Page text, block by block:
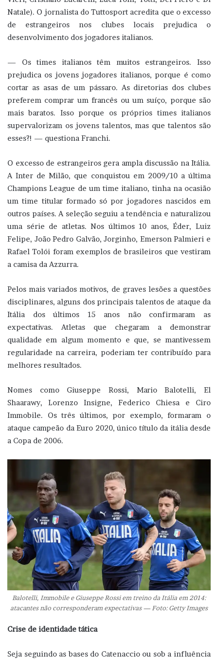
Natale). O jornalista do Tuttosport acredita que o excesso
de estrangeiros nos clubes locais prejudica o
desenvolvimento dos jogadores italianos.
— Os times italianos têm muitos estrangeiros. Isso
prejudica os jovens jogadores italianos, porque é como
cortar as asas de um pássaro. As diretorias dos clubes
preferem comprar um francês ou um suíço, porque são
mais baratos. Isso porque os próprios times italianos
supervalorizam os jovens talentos, mas que talentos são
esses?! — questiona Franchi.
O excesso de estrangeiros gera ampla discussão na Itália.
A Inter de Milão, que conquistou em 2009/10 a última
Champions League de um time italiano, tinha na ocasião
um time titular formado só por jogadores nascidos em
outros países. A seleção seguiu a tendência e naturalizou
uma série de atletas. Nos últimos 10 anos, Éder, Luiz
Felipe, João Pedro Galvão, Jorginho, Emerson Palmieri e
Rafael Tolói foram exemplos de brasileiros que vestiram
a camisa da Azzurra.
Pelos mais variados motivos, de graves lesões a questões
disciplinares, alguns dos principais talentos de ataque da
Itália dos últimos 15 anos não confirmaram as
expectativas. Atletas que chegaram a demonstrar
qualidade em algum momento e que, se mantivessem
regularidade na carreira, poderiam ter contribuído para
melhores resultados.
Nomes como Giuseppe Rossi, Mario Balotelli, El
Shaarawy, Lorenzo Insigne, Federico Chiesa e Ciro
Immobile. Os três últimos, por exemplo, formaram o
ataque campeão da Euro 2020, único título da itália desde
a Copa de 2006.
Balotelli, Immobile e Giuseppe Rossi em treino da Itália em 2014:
atacantes não corresponderam expectativas — Foto: Getty Images
Crise de identidade tática
Seja seguindo as bases do Catenaccio ou sob a influência